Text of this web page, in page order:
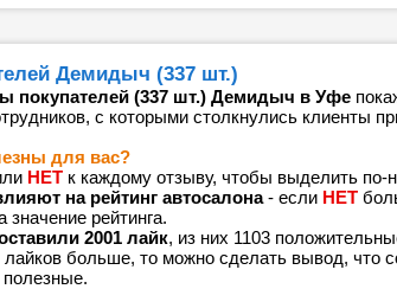
Демидыч (337 шт.)
покупателей (337 шт.) Демидыч в Уфе
с которыми столкнулись клиенты
для вас?
НЕТк каждому отзыву, чтобы выделить по-
на рейтинг автосалона- если НЕТ
значение рейтинга.
2001 лайк, из них 1103
больше, то можно сделать вывод, что